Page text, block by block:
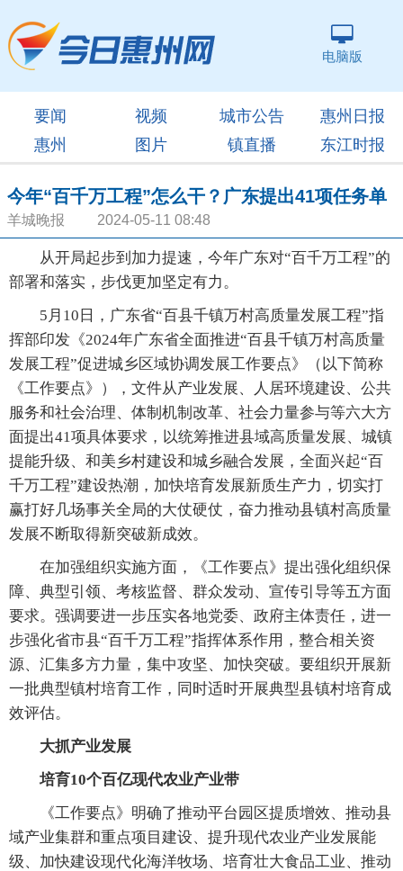
电脑版
要闻 视频 城市公告
惠州日报
惠州
图片 镇直播 东江时报
今年“百千万工程”怎么干？广东提出41项任务单
羊城晚报 2024-05-11 08:48
从开局起步到加力提速，今年广东对“百千万工程”的
部署和落实，步伐更加坚定有力。
5月10日，广东省“百县千镇万村高质量发展工程”指
挥部印发《2024年广东省全面推进“百县千镇万村高质量
发展工程”促进城乡区域协调发展工作要点》（以下简称
《工作要点》），文件从产业发展、人居环境建设、公共
服务和社会治理、体制机制改革、社会力量参与等六大方
面提出41项具体要求，以统筹推进县域高质量发展、城镇
提能升级、和美乡村建设和城乡融合发展，全面兴起“百
千万工程”建设热潮，加快培育发展新质生产力，切实打
赢打好几场事关全局的大仗硬仗，奋力推动县镇村高质量
发展不断取得新突破新成效。
在加强组织实施方面，《工作要点》提出强化组织保
障、典型引领、考核监督、群众发动、宣传引导等五方面
要求。强调要进一步压实各地党委、政府主体责任，进一
步强化省市县“百千万工程”指挥体系作用，整合相关资
源、汇集多方力量，集中攻坚、加快突破。要组织开展新
一批典型镇村培育工作，同时适时开展典型县镇村培育成
效评估。
大抓产业发展
培育10个百亿现代农业产业带
《工作要点》明确了推动平台园区提质增效、推动县
域产业集群和重点项目建设、提升现代农业产业发展能
级、加快建设现代化海洋牧场、培育壮大食品工业、推动